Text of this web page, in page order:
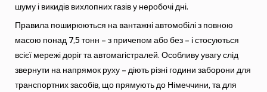
шуму і викидів вихлопних газів у неробочі дні.
Правила поширюються на вантажні автомобілі з повною
масою понад 7,5 тонн – з причепом або без – і стосуються
всієї мережі доріг та автомагістралей. Особливу увагу слід
звернути на напрямок руху – діють різні години заборони для
транспортних засобів, що прямують до Німеччини, та для